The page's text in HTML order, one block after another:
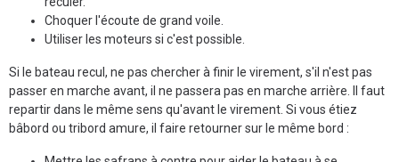
Choquer l'écoute de grand voile.
Utiliser les moteurs si c'est possible.
Si le bateau recul, ne pas chercher à finir le virement, s'il n'est pas
passer en marche avant, il ne passera pas en marche arrière. Il faut
repartir dans le même sens qu'avant le virement. Si vous étiez
bâbord ou tribord amure, il faire retourner sur le même bord :